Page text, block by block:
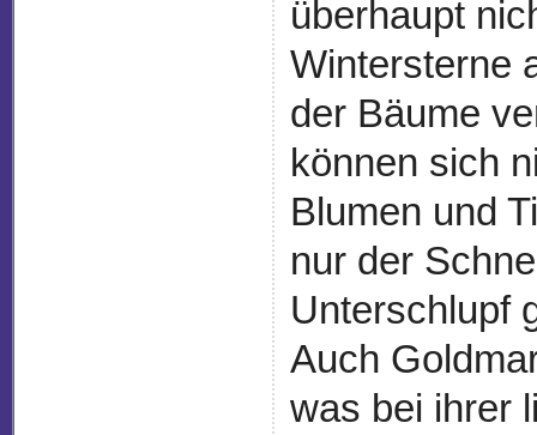
überhaupt
Wintersterne
der Bäume
können sich
Blumen und
nur der
Unterschlupf
Auch
was bei ihrer